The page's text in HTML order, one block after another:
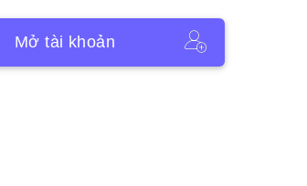
Mở tài khoản